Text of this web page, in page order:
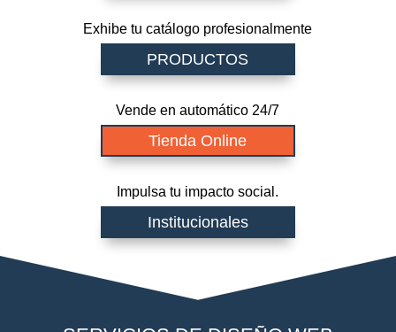
Exhibe tu catálogo profesionalmente
PRODUCTOS
Vende en automático 24/7
Tienda Online
Impulsa tu impacto social.
Institucionales